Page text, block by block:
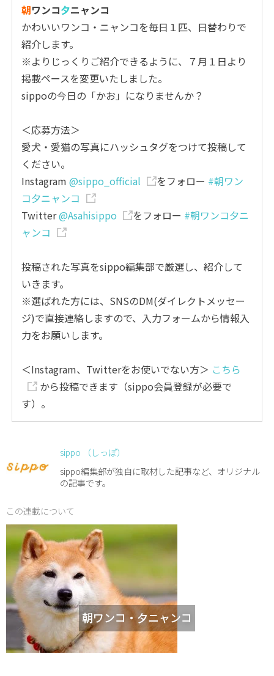
朝ワンコ夕ニャンコ
かわいいワンコ・ニャンコを毎日１匹、日替わりで
紹介します。
※よりじっくりご紹介できるように、７月１日より
掲載ペースを変更いたしました。
sippoの今日の「かお」になりませんか？
＜応募方法＞
愛犬・愛猫の写真にハッシュタグをつけて投稿して
ください。
Instagram@sippo_official をフォロー #朝ワン
コ夕ニャンコ
Twitter@Asahisippo をフォロー #朝ワンコ夕ニ
ャンコ
投稿された写真をsippo編集部で厳選し、紹介して
いきます。
※選ばれた方には、SNSのDM(ダイレクトメッセー
ジ)で直接連絡しますので、入力フォームから情報入
力をお願いします。
＜Instagram、Twitterをお使いでない方＞ こちら
から投稿できます（sippo会員登録が必要で
す）。
sippo （しっぽ）
sippo編集部が独自に取材した記事など、オリジナル
の記事です。
この連載について
朝ワンコ・夕ニャンコ